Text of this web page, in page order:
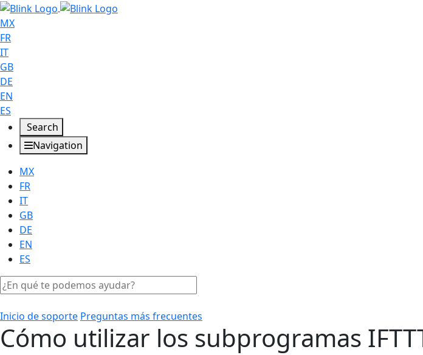
MX
FR
IT
GB
DE
EN
ES
Search
Navigation
MX
FR
IT
GB
DE
EN
ES
Inicio de soporte Preguntas más frecuentes
Cómo utilizar los subprogramas